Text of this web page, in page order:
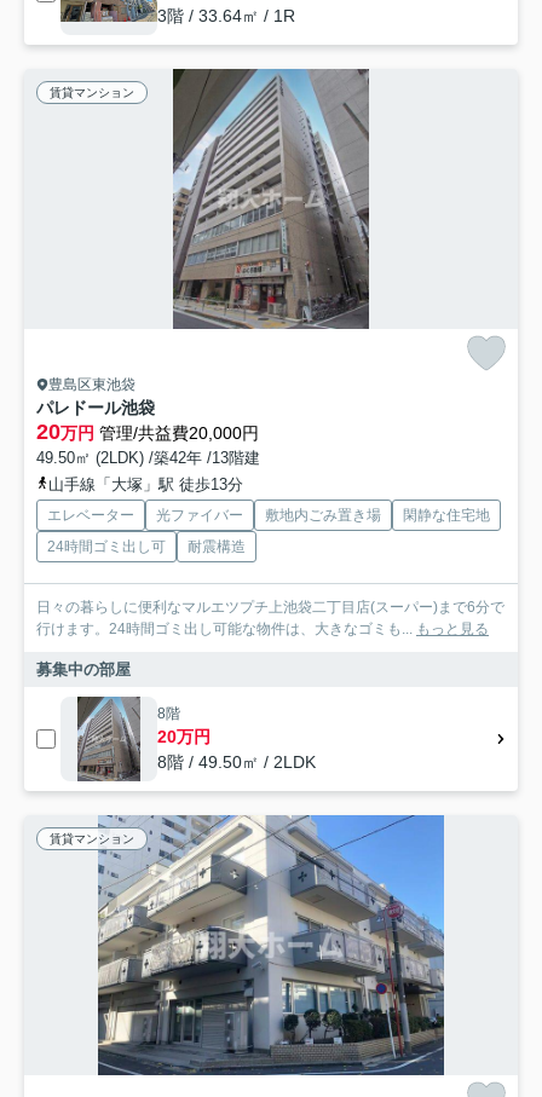
3階 / 33.64㎡ / 1R
賃貸マンション
豊島区東池袋
パレドール池袋
20万円 管理/共益費20,000円
49.50㎡ (2LDK) /築42年 /13階建
山手線「大塚」駅 徒歩13分
エレベーター 光ファイバー 敷地内ごみ置き場
閑静な住宅地
24時間ゴミ出し可
耐震構造
日々の暮らしに便利なマルエツプチ上池袋二丁目店(スーパー)まで6分で
行けます。24時間ゴミ出し可能な物件は、大きなゴミも... もっと見る
募集中の部屋
8階
20万円
8階 / 49.50㎡ / 2LDK
賃貸マンション